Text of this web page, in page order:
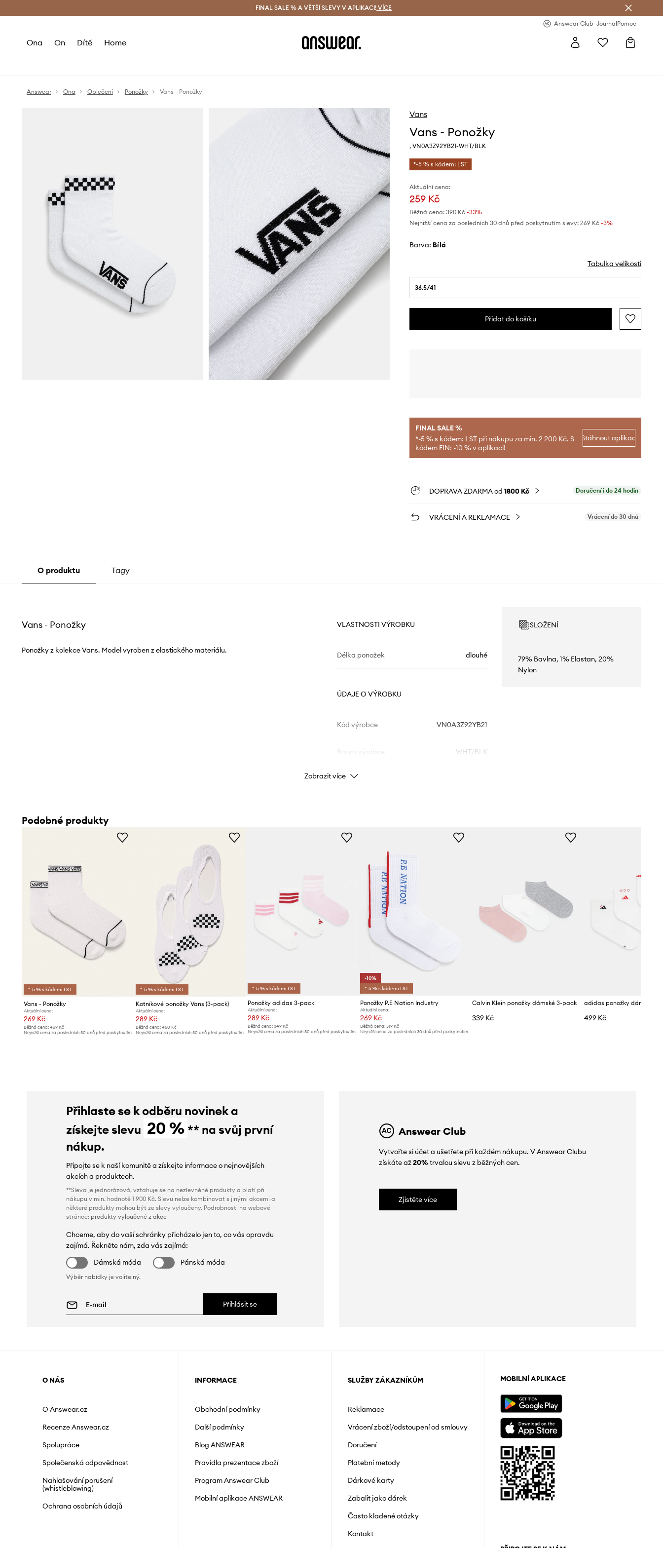
Doručení a vrácení zdarma (od 1800 Kč) Doručení i do 24 h
FINAL SALE % A VĚTŠÍ SLEVY V APLIKACI! VÍCE
Answear Club JournalPomoc
Ona On Dítě Home
Answear Ona Oblečení Ponožky Vans - Ponožky
Vans
Vans - Ponožky
, VN0A3Z92YB21-WHT/BLK
*-5 % s kódem: LST
Aktuální cena:
259 Kč
Běžná cena: 390 Kč-33%
Nejnižší cena za posledních 30 dnů před poskytnutím slevy: 269 Kč -3%
Barva: bílá
Tabulka velikosti
36.5/41
Přidat do košíku
FINAL SALE %
*-5 % s kódem: LST při nákupu za min. 2 200 Kč. S
kódem FIN: -10 % v aplikaci!
Stáhnout aplikaci
DOPRAVA ZDARMA od 1800 Kč Doručení i do 24 hodin
VRÁCENÍ A REKLAMACE Vrácení do 30 dnů
O produktu Tagy
Vans - Ponožky
Ponožky z kolekce Vans. Model vyroben z elastického materiálu.
VLASTNOSTI VÝROBKU
Délka ponožek dlouhé
ÚDAJE O VÝROBKU
Kód výrobce VN0A3Z92YB21
WHT/BLK
Barva
ID produktu
SLOŽENÍ
79% Bavlna, 1% Elastan, 20%
Nylon
Zobrazit více
Podobné produkty
*-5 % s kódem: LST
Vans - Ponožky
Aktuální cena:
269 Kč
Běžná cena: 469 Kč
Nejnižší cena za posledních 30 dnů před poskytnutím
*-5 % s kódem: LST
Kotníkové ponožky Vans (3-pack)
Aktuální cena:
289 Kč
Běžná cena:450 Kč
Nejnižší cena za posledních 30 dnů před poskytnutím
*-5 % s kódem: LST
Ponožky adidas 3-pack
Aktuální cena:
289 Kč
Běžná cena: 349 Kč
Nejnižší cena za posledních 30 dnů před poskytnutím
-10%
*-5 % s kódem: LST
Ponožky P.E Nation Industry
Aktuální cena:
269 Kč
Běžná cena: 519 Kč
Nejnižší cena za posledních 30 dnů před poskytnutím
Calvin Klein ponožky dámské 3-pack
339 Kč
adidas ponožky dámské
499 Kč
Přihlaste se k odběru novinek a
získejte slevu 20 % ** na svůj první
nákup.
Připojte se k naší komunitě a získejte informace o nejnovějších
akcích a produktech.
**Sleva je jednorázová, vztahuje se na nezlevněné produkty a platí při
nákupu v min. hodnotě 1 900 Kč. Slevu nelze kombinovat s jinými akcemi a
některé produkty mohou být ze slevy vyloučeny. Podrobnosti na webové
stránce: produkty vyloučené z akce
Chceme, aby do vaší schránky přicházelo jen to, co vás opravdu
zajímá. Řekněte nám, zda vás zajímá:
Dámská móda
Pánská móda
Výběr nabídky je volitelný.
Přihlásit se
Answear Club
Vytvořte si účet a ušetřete při každém nákupu. V Answear Clubu
získáte až20%trvalou slevu z běžných cen.
Zjistěte více
O NÁS
O Answear.cz
Recenze Answear.cz
Spolupráce
Společenská odpovědnost
Nahlašování porušení
(whistleblowing)
Ochrana osobních údajů
INFORMACE
Obchodní podmínky
Další podmínky
Blog ANSWEAR
Pravidla prezentace zboží
Program Answear Club
Mobilní aplikace ANSWEAR
SLUŽBY ZÁKAZNÍKŮM
Reklamace
Vrácení zboží/odstoupení od smlouvy
Doručení
Platební metody
Dárkové karty
Zabalit jako dárek
Často kladené otázky
Kontakt
MOBILNÍ APLIKACE